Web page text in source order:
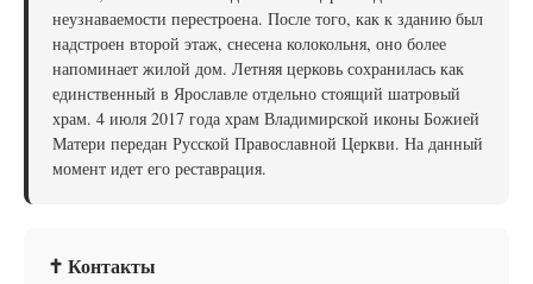
неузнаваемости перестроена. После того, как к зданию был
надстроен второй этаж, снесена колокольня, оно более
напоминает жилой дом. Летняя церковь сохранилась как
единственный в Ярославле отдельно стоящий шатровый
храм. 4 июля 2017 года храм Владимирской иконы Божией
Матери передан Русской Православной Церкви. На данный
момент идет его реставрация.
✝ Контакты